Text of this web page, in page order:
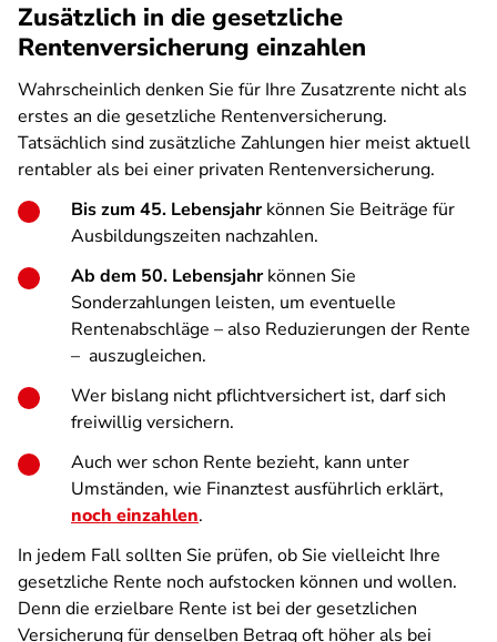
Zusätzlich in die gesetzliche
Rentenversicherung einzahlen
Wahrscheinlich denken Sie für Ihre Zusatzrente nicht als
erstes an die gesetzliche Rentenversicherung.
Tatsächlich sind zusätzliche Zahlungen hier meist aktuell
rentabler als bei einer privaten Rentenversicherung.
Bis zum 45. Lebensjahrkönnen Sie Beiträge für
Ausbildungszeiten nachzahlen.
Ab dem 50. Lebensjahrkönnen Sie
Sonderzahlungen leisten, um eventuelle
Rentenabschläge – also Reduzierungen der Rente
– auszugleichen.
Wer bislang nicht pflichtversichert ist, darf sich
freiwillig versichern.
Auch wer schon Rente bezieht, kann unter
Umständen, wie Finanztest ausführlich erklärt,
noch einzahlen.
In jedem Fall sollten Sie prüfen, ob Sie vielleicht Ihre
gesetzliche Rente noch aufstocken können und wollen.
Denn die erzielbare Rente ist bei der gesetzlichen
Versicherung für denselben Betrag oft höher als bei